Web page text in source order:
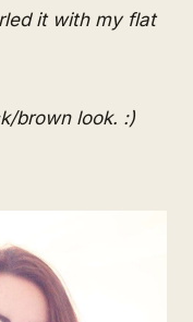
it with my flat
brown look. :)